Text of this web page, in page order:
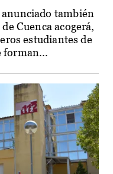
también
Cuenca acogerá,
estudiantes de
forman...